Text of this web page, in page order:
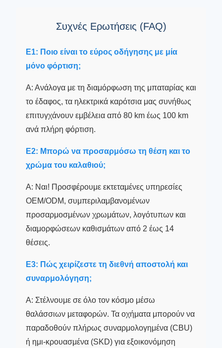
Συχνές Ερωτήσεις (FAQ)
Ε1: Ποιο είναι το εύρος οδήγησης με μία
μόνο φόρτιση;
Α: Ανάλογα με τη διαμόρφωση της μπαταρίας και
το έδαφος, τα ηλεκτρικά καρότσια μας συνήθως
επιτυγχάνουν εμβέλεια από 80 km έως 100 km
ανά πλήρη φόρτιση.
Ε2: Μπορώ να προσαρμόσω τη θέση και το
χρώμα του καλαθιού;
Α: Ναι! Προσφέρουμε εκτεταμένες υπηρεσίες
OEM/ODM, συμπεριλαμβανομένων
προσαρμοσμένων χρωμάτων, λογότυπων και
διαμορφώσεων καθισμάτων από 2 έως 14
θέσεις.
Ε3: Πώς χειρίζεστε τη διεθνή αποστολή και
συναρμολόγηση;
Α: Στέλνουμε σε όλο τον κόσμο μέσω
θαλάσσιων μεταφορών. Τα οχήματα μπορούν να
παραδοθούν πλήρως συναρμολογημένα (CBU)
ή ημι-κρουασμένα (SKD) για εξοικονόμηση